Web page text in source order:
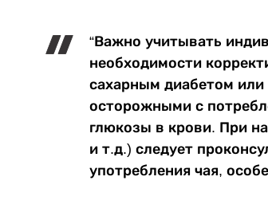
“Важно учитывать
необходимости
сахарным диабетом или
осторожными с
глюкозы в крови. При
и т.д.) следует
употребления чая,